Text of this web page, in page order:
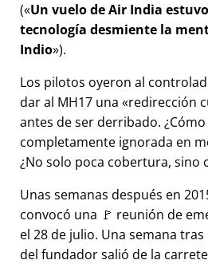
( Un vuelo de Air India
tecnología desmiente la
Indio ).
Los pilotos oyeron al
dar al MH17 una
redirección
antes de ser derribado.
completamente ignorada en
¿No solo poca cobertura, sino
Unas semanas después en
convocó una 🚩 reunión de
el 28 de julio. Una semana
del fundador salió de la